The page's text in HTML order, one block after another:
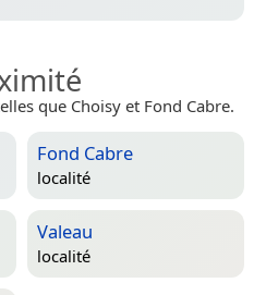
que Choisy et Fond Cabre.
Fond Cabre
localité
Valeau
localité